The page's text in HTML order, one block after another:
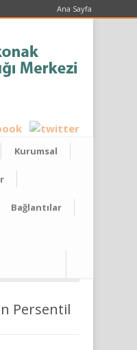
Ana Sayfa
Kurumsal
Bağlantılar
Persentil